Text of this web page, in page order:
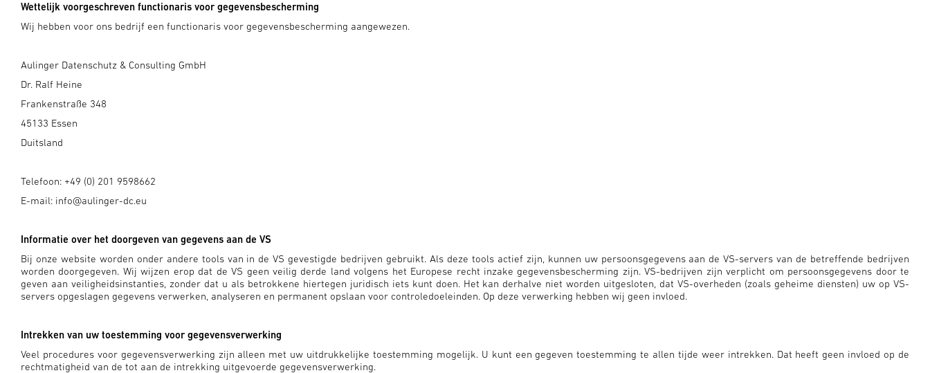
Wettelijk voorgeschreven functionaris voor gegevensbescherming
Wij hebben voor ons bedrijf een functionaris voor gegevensbescherming aangewezen.
Aulinger Datenschutz & Consulting GmbH
Dr. Ralf Heine
Frankenstraße 348
45133 Essen
Duitsland
Telefoon: +49 (0) 201 9598662
E-mail: info@aulinger-dc.eu
Informatie over het doorgeven van gegevens aan de VS
Bij onze website worden onder andere tools van in de VS gevestigde bedrijven gebruikt. Als deze tools actief zijn, kunnen uw persoonsgegevens aan de VS-servers van de betreffende bedrijven
worden doorgegeven. Wij wijzen erop dat de VS geen veilig derde land volgens het Europese recht inzake gegevensbescherming zijn. VS-bedrijven zijn verplicht om persoonsgegevens door te
geven aan veiligheidsinstanties, zonder dat u als betrokkene hiertegen juridisch iets kunt doen. Het kan derhalve niet worden uitgesloten, dat VS-overheden (zoals geheime diensten) uw op VS-
servers opgeslagen gegevens verwerken, analyseren en permanent opslaan voor controledoeleinden. Op deze verwerking hebben wij geen invloed.
Intrekken van uw toestemming voor gegevensverwerking
Veel procedures voor gegevensverwerking zijn alleen met uw uitdrukkelijke toestemming mogelijk. U kunt een gegeven toestemming te allen tijde weer intrekken. Dat heeft geen invloed op de
rechtmatigheid van de tot aan de intrekking uitgevoerde gegevensverwerking.